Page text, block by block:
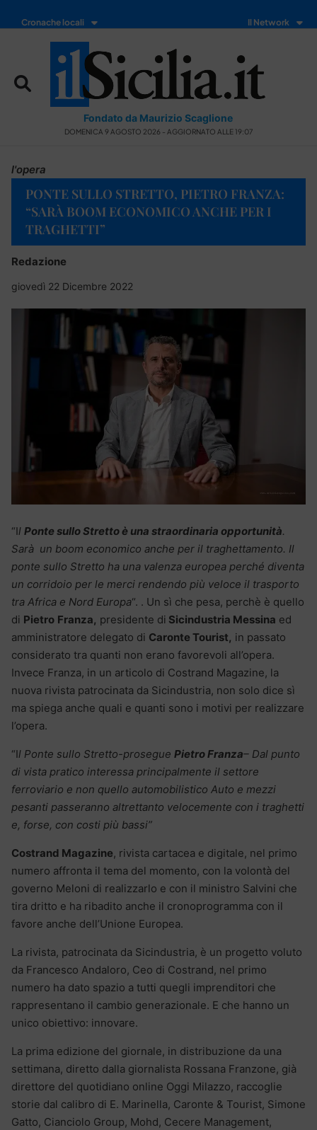
Cronache locali Il Network
Fondato da Maurizio Scaglione
DOMENICA 9 AGOSTO 2026 - AGGIORNATO ALLE 19:07
l'opera
PONTE SULLO STRETTO, PIETRO FRANZA:
“SARÀ BOOM ECONOMICO ANCHE PER I
TRAGHETTI”
Redazione
giovedì 22 Dicembre 2022
“Il Ponte sullo Stretto è una straordinaria opportunità.
Sarà un boom economico anche per il traghettamento. Il
ponte sullo Stretto ha una valenza europea perché diventa
un corridoio per le merci rendendo più veloce il trasporto
tra Africa e Nord Europa“. . Un sì che pesa, perchè è quello
di Pietro Franza, presidente di Sicindustria Messina ed
amministratore delegato di Caronte Tourist, in passato
considerato tra quanti non erano favorevoli all’opera.
Invece Franza, in un articolo di Costrand Magazine, la
nuova rivista patrocinata da Sicindustria, non solo dice sì
ma spiega anche quali e quanti sono i motivi per realizzare
l’opera.
“Il Ponte sullo Stretto-prosegue Pietro Franza– Dal punto
di vista pratico interessa principalmente il settore
ferroviario e non quello automobilistico Auto e mezzi
pesanti passeranno altrettanto velocemente con i traghetti
e, forse, con costi più bassi”
Costrand Magazine, rivista cartacea e digitale, nel primo
numero affronta il tema del momento, con la volontà del
governo Meloni di realizzarlo e con il ministro Salvini che
tira dritto e ha ribadito anche il cronoprogramma con il
favore anche dell’Unione Europea.
La rivista, patrocinata da Sicindustria, è un progetto voluto
da Francesco Andaloro, Ceo di Costrand, nel primo
numero ha dato spazio a tutti quegli imprenditori che
rappresentano il cambio generazionale. E che hanno un
unico obiettivo: innovare.
La prima edizione del giornale, in distribuzione da una
settimana, diretto dalla giornalista Rossana Franzone, già
direttore del quotidiano online Oggi Milazzo, raccoglie
storie dal calibro di E. Marinella, Caronte & Tourist, Simone
Gatto, Cianciolo Group, Mohd, Cecere Management,